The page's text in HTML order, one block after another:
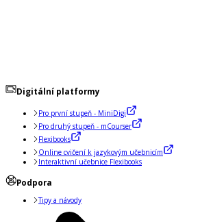
Digitální platformy
Pro první stupeň - MiniDigi
Pro druhý stupeň - mCourser
Flexibooks
Online cvičení k jazykovým učebnicím
Interaktivní učebnice Flexibooks
Podpora
Tipy a návody